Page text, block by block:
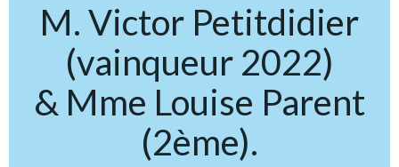
M. Victor Petitdidier
(vainqueur 2022)
& Mme Louise Parent
(2ème).